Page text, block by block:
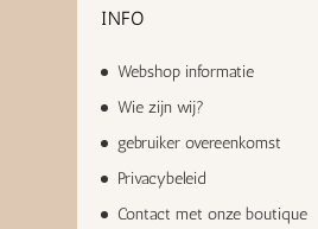
INFO
Webshop informatie
Wie zijn wij?
gebruiker overeenkomst
Privacybeleid
Contact met onze boutique